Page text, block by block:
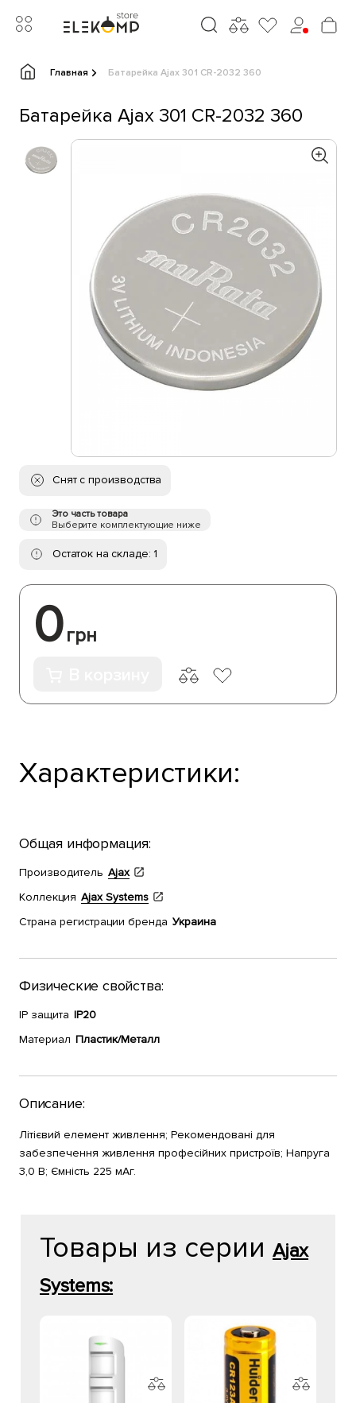
Главная Батарейка Ajax 301 CR-2032 360
Батарейка Ajax 301 CR-2032 360
Снят с производства
Это часть товара
Выберите комплектующие ниже
Остаток на складе: 1
0грн
Характеристики:
Общая информация:
Производитель Ajax
Коллекция Ajax Systems
Страна регистрации бренда Украина
Физические свойства:
IP защита IP20
Материал Пластик/Металл
Описание:
Літієвий елемент живлення; Рекомендовані для
забезпечення живлення професійних пристроїв; Напруга
3,0 В; Ємність 225 мАг.
Товары из серии Ajax
Systems: